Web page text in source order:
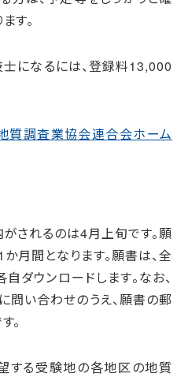
す。
になるには、登録料13,000
質調査業協会連合会ホーム
されるのは4月上旬です。願
月間となります。願書は、全
ダウンロードします。なお、
い合わせのうえ、願書の郵
。
する受験地の各地区の地質